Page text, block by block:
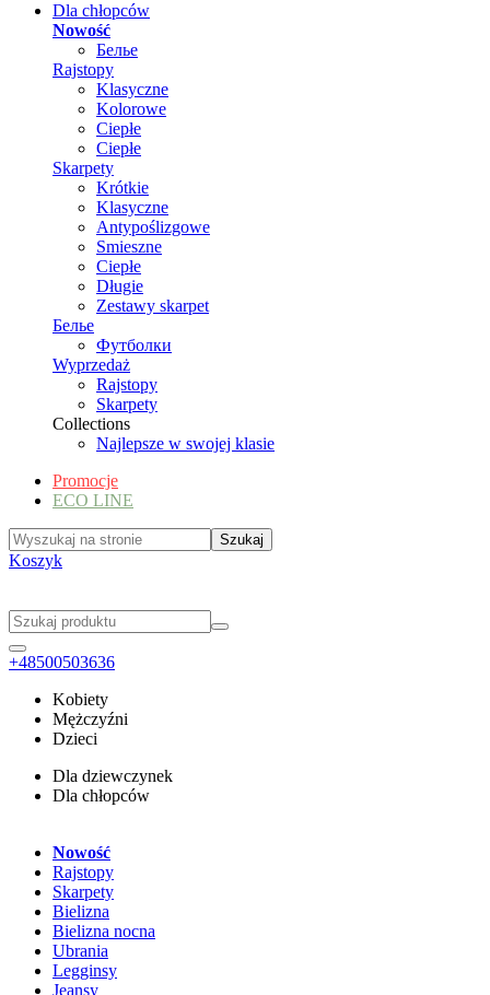
Dla chłopców
Nowość
Белье
Rajstopy
Klasyczne
Kolorowe
Ciepłe
Ciepłe
Skarpety
Krótkie
Klasyczne
Antypoślizgowe
Smieszne
Ciepłe
Długie
Zestawy skarpet
Белье
Футболки
Wyprzedaż
Rajstopy
Skarpety
Collections
Najlepsze w swojej klasie
Promocje
ECO LINE
Koszyk
+48500503636
Kobiety
Mężczyźni
Dzieci
Dla dziewczynek
Dla chłopców
Nowość
Rajstopy
Skarpety
Bielizna
Bielizna nocna
Ubrania
Legginsy
Jeansy